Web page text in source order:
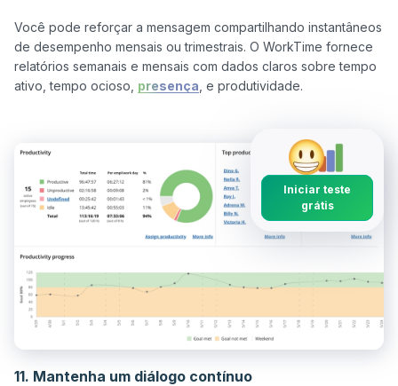
Você pode reforçar a mensagem compartilhando instantâneos
de desempenho mensais ou trimestrais. O WorkTime fornece
relatórios semanais e mensais com dados claros sobre tempo
ativo, tempo ocioso, presença, e produtividade.
Iniciar teste
grátis
11. Mantenha um diálogo contínuo